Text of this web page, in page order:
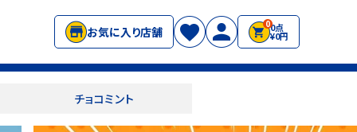
お気に入り店舗
00点
¥0円
チョコミント